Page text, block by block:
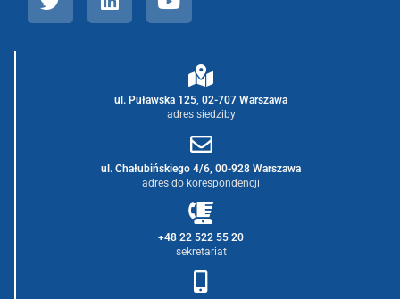
ul. Puławska 125, 02-707 Warszawa
adres siedziby
ul. Chałubińskiego 4/6, 00-928 Warszawa
adres do korespondencji
+48 22 522 55 20
sekretariat